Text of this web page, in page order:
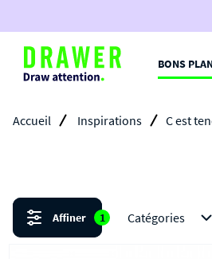
BONS
Accueil Inspirations C est
Affiner 1 Catégories